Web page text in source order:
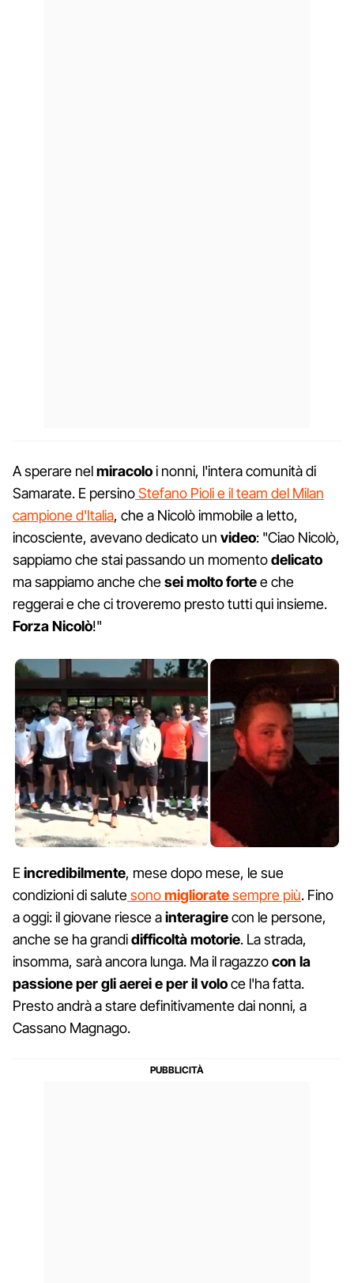
A sperare nelmiracoloi nonni, l'intera comunità di
Samarate. E persinoStefano Pioli e il team del Milan
campione d'Italia, che a Nicolò immobile a letto,
incosciente, avevano dedicato un video: "Ciao Nicolò,
sappiamo che stai passando un momentodelicato
ma sappiamo anche chesei molto fortee che
reggerai e che ci troveremo presto tutti qui insieme.
Forza Nicolò!"
Eincredibilmente, mese dopo mese, le sue
condizioni di salutesonomiglioratesempre più. Fino
a oggi: il giovane riesce ainteragirecon le persone,
anche se ha grandidifficoltà motorie. La strada,
insomma, sarà ancora lunga. Ma il ragazzocon la
passione per gli aerei e per il voloce l'ha fatta.
Presto andrà a stare definitivamente dai nonni, a
Cassano Magnago.